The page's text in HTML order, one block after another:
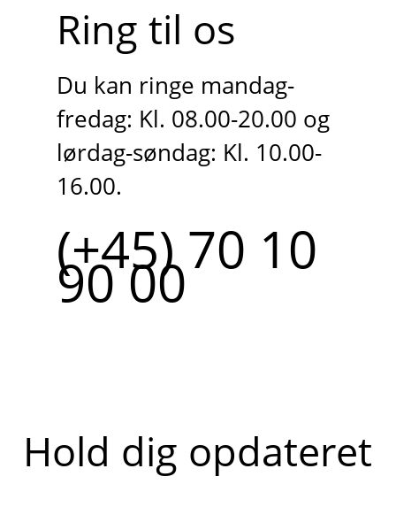
Ring til os
Du kan ringe mandag-
fredag: Kl. 08.00-20.00 og
lørdag-søndag: Kl. 10.00-
16.00.
(+45) 70 10
90 00
Hold dig opdateret